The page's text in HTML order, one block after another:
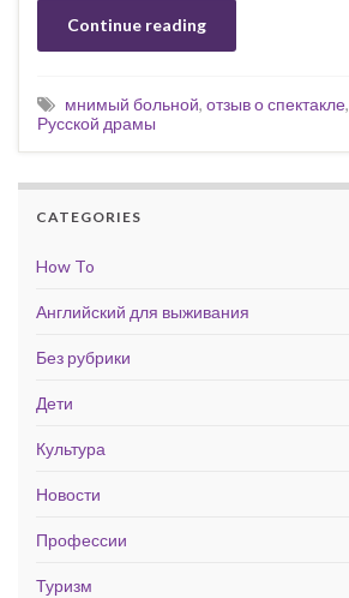
Continue reading
мнимый больной, отзыв о спектакле,
Русской драмы
CATEGORIES
How To
Английский для выживания
Без рубрики
Дети
Культура
Новости
Профессии
Туризм